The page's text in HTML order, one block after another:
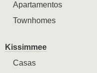
Apartamentos
Townhomes
Kissimmee
Casas